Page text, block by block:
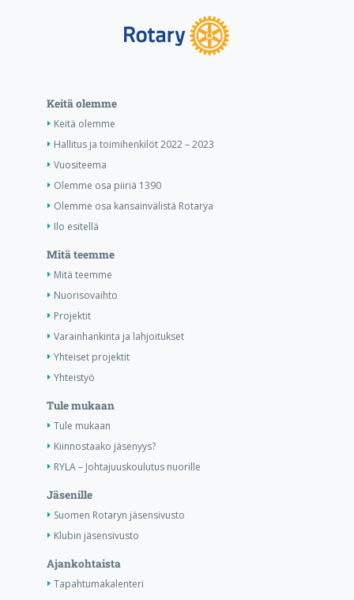
Keitä olemme
Keitä olemme
Hallitus ja toimihenkilöt 2022 – 2023
Vuositeema
Olemme osa piiriä 1390
Olemme osa kansainvälistä Rotarya
Ilo esitellä
Mitä teemme
Mitä teemme
Nuorisovaihto
Projektit
Varainhankinta ja lahjoitukset
Yhteiset projektit
Yhteistyö
Tule mukaan
Tule mukaan
Kiinnostaako jäsenyys?
RYLA – Johtajuuskoulutus nuorille
Jäsenille
Suomen Rotaryn jäsensivusto
Klubin jäsensivusto
Ajankohtaista
Tapahtumakalenteri